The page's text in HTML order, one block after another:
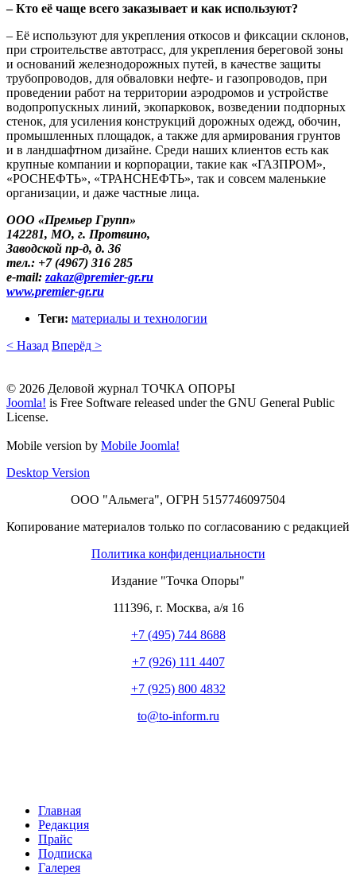
– Кто её чаще всего заказывает и как используют?
– Её используют для укрепления откосов и фиксации склонов,
при строительстве автотрасс, для укрепления береговой зоны
и оснований железнодорожных путей, в качестве защиты
трубопроводов, для обваловки нефте- и газопроводов, при
проведении работ на территории аэродромов и устройстве
водопропускных линий, экопарковок, возведении подпорных
стенок, для усиления конструкций дорожных одежд, обочин,
промышленных площадок, а также для армирования грунтов
и в ландшафтном дизайне. Среди наших клиентов есть как
крупные компании и корпорации, такие как «ГАЗПРОМ»,
«РОСНЕФТЬ», «ТРАНСНЕФТЬ», так и совсем маленькие
организации, и даже частные лица.
ООО «Премьер Групп»
142281, МО, г. Протвино,
Заводской пр-д, д. 36
тел.: +7 (4967) 316 285
е-mail: zakaz​@​premier-gr.ru
www.premier-gr.ru
Теги: материалы и технологии
< Назад Вперёд >
© 2026 Деловой журнал ТОЧКА ОПОРЫ
Joomla! is Free Software released under the GNU General Public
License.
Mobile version by Mobile Joomla!
Desktop Version
ООО "Альмега", ОГРН 5157746097504
Копирование материалов только по согласованию с редакцией
Политика конфиденциальности
Издание "Точка Опоры"
111396, г. Москва, а/я 16
+7 (495) 744 8688
+7 (926) 111 4407
+7 (925) 800 4832
to​@​to-inform.ru
Главная
Редакция
Прайс
Подписка
Галерея